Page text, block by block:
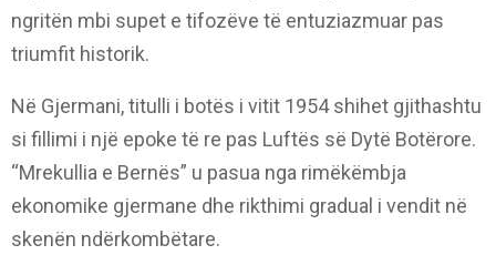
ngritën mbi supet e tifozëve të entuziazmuar pas
triumfit historik.
Në Gjermani, titulli i botës i vitit 1954 shihet gjithashtu
si fillimi i një epoke të re pas Luftës së Dytë Botërore.
“Mrekullia e Bernës” u pasua nga rimëkëmbja
ekonomike gjermane dhe rikthimi gradual i vendit në
skenën ndërkombëtare.